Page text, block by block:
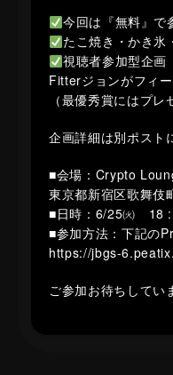
今回は『無料』で
たこ焼き・かき氷
視聴者参加型企画
Fitterジョンがフィー
（最優秀賞にはプレ
企画詳細は別ポスト
■会場：Crypto
東京都新宿区歌舞伎
■日時：6/25㈫ 18
■参加方法：下記の
https://jbgs-
ご参加お待ちしてい